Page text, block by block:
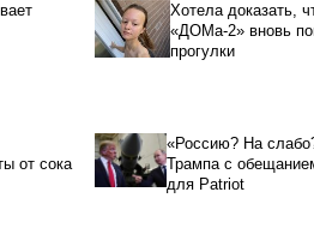
Хотела доказать,
«ДОМа-2» вновь
прогулки
от сока
«Россию? На
Трампа с
для Patriot